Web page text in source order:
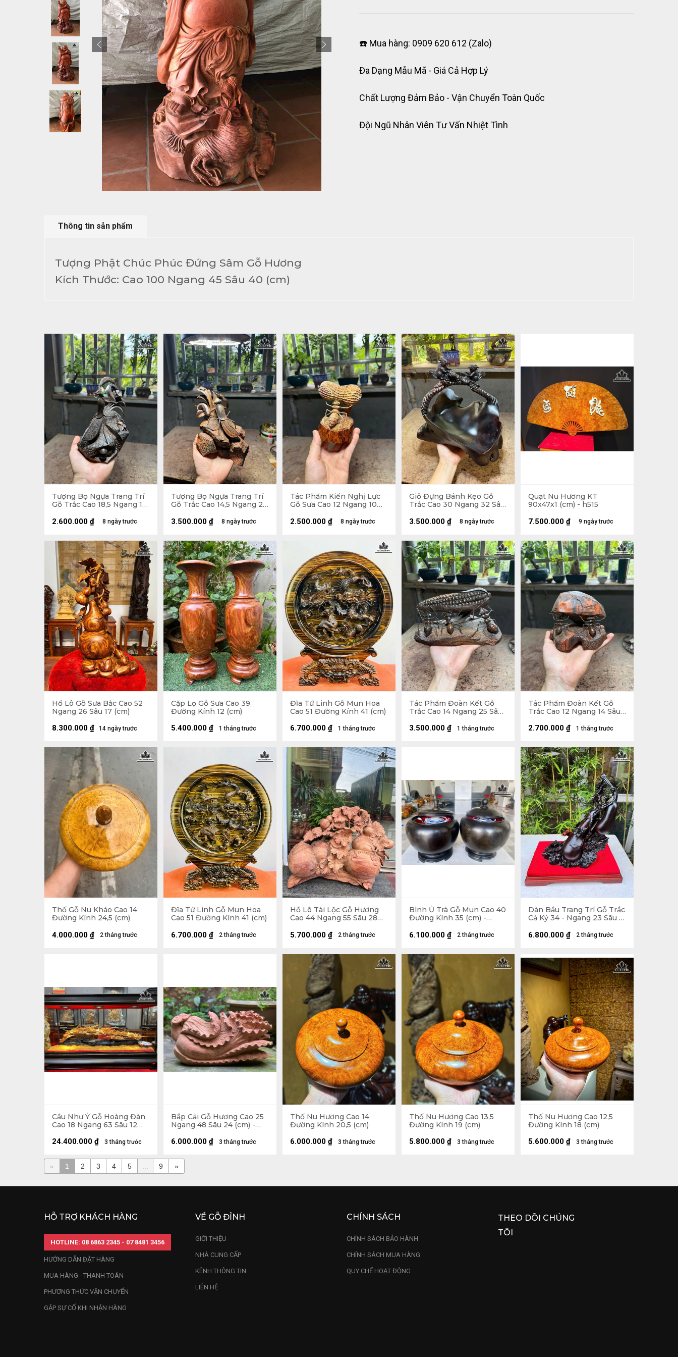
☎️ Mua hàng: 0909 620 612 (Zalo)
Đa Dạng Mẫu Mã - Giá Cả Hợp Lý
Chất Lượng Đảm Bảo - Vận Chuyển Toàn Quốc
Đội Ngũ Nhân Viên Tư Vấn Nhiệt Tình
Thông tin sản phẩm
Tượng Phật Chúc Phúc Đứng Sâm Gỗ Hương
Kích Thước: Cao 100 Ngang 45 Sâu 40 (cm)
Tượng Bọ Ngựa Trang Trí
Gỗ Trắc Cao 18,5 Ngang 15
8 ngày trước
2.600.000 ₫
Tượng Bọ Ngựa Trang Trí
Gỗ Trắc Cao 14,5 Ngang 22
8 ngày trước
3.500.000 ₫
Tác Phẩm Kiến Nghị Lực
Gỗ Sưa Cao 12 Ngang 10
8 ngày trước
2.500.000 ₫
Giỏ Đựng Bánh Kẹo Gỗ
Trắc Cao 30 Ngang 32 Sâu
8 ngày trước
3.500.000 ₫
Quạt Nu Hương KT
90x47x1 (cm) - h515
9 ngày trước
7.500.000 ₫
Hồ Lô Gỗ Sưa Bắc Cao 52
Ngang 26 Sâu 17 (cm)
14 ngày trước
8.300.000 ₫
Cặp Lọ Gỗ Sưa Cao 39
Đường Kính 12 (cm)
1 tháng trước
5.400.000 ₫
Đĩa Tứ Linh Gỗ Mun Hoa
Cao 51 Đường Kính 41 (cm)
1 tháng trước
6.700.000 ₫
Tác Phẩm Đoàn Kết Gỗ
Trắc Cao 14 Ngang 25 Sâu
1 tháng trước
3.500.000 ₫
Tác Phẩm Đoàn Kết Gỗ
Trắc Cao 12 Ngang 14 Sâu
1 tháng trước
2.700.000 ₫
Thố Gỗ Nu Kháo Cao 14
Đường Kính 24,5 (cm)
2 tháng trước
4.000.000 ₫
Đĩa Tứ Linh Gỗ Mun Hoa
Cao 51 Đường Kính 41 (cm)
2 tháng trước
6.700.000 ₫
Hồ Lô Tài Lộc Gỗ Hương
Cao 44 Ngang 55 Sâu 28
2 tháng trước
5.700.000 ₫
Bình Ủ Trà Gỗ Mun Cao 40
Đường Kính 35 (cm) -
2 tháng trước
6.100.000 ₫
Dàn Bầu Trang Trí Gỗ Trắc
Cả Kỷ 34 - Ngang 23 Sâu 15
2 tháng trước
6.800.000 ₫
Cầu Như Ý Gỗ Hoàng Đàn
Cao 18 Ngang 63 Sâu 12
Sâu 26 (cm)
3 tháng trước
24.400.000 ₫
Bắp Cải Gỗ Hương Cao 25
Ngang 48 Sâu 24 (cm) -
3 tháng trước
6.000.000 ₫
Thố Nu Hương Cao 14
Đường Kính 20,5 (cm)
3 tháng trước
6.000.000 ₫
Thố Nu Hương Cao 13,5
Đường Kính 19 (cm)
3 tháng trước
5.800.000 ₫
Thố Nu Hương Cao 12,5
Đường Kính 18 (cm)
3 tháng trước
5.600.000 ₫
« 1 2 3 4 5 9 »
HỖ TRỢ KHÁCH HÀNG
HOTLINE: 08 6863 2345 - 07 8481 3456
HƯỚNG DẪN ĐẶT HÀNG
MUA HÀNG - THANH TOÁN
PHƯƠNG THỨC VẬN CHUYỂN
GẶP SỰ CỐ KHI NHẬN HÀNG
VỀ GỖ ĐỈNH
GIỚI THIỆU
NHÀ CUNG CẤP
KÊNH THÔNG TIN
LIÊN HỆ
CHÍNH SÁCH
CHÍNH SÁCH BẢO HÀNH
CHÍNH SÁCH MUA HÀNG
QUY CHẾ HOẠT ĐỘNG
THEO DÕI CHÚNG
TÔI